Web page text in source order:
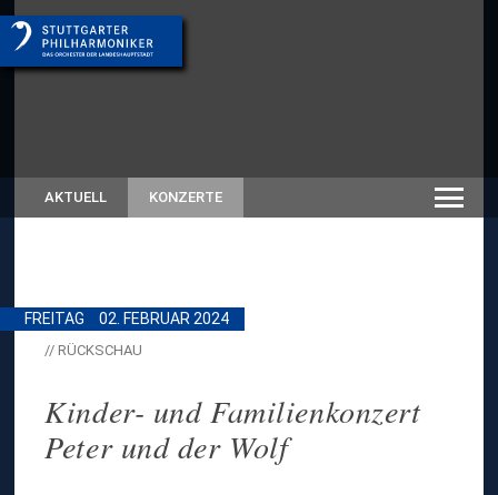
AKTUELL KONZERTE
FREITAG 02. FEBRUAR 2024
// RÜCKSCHAU
Kinder- und Familienkonzert
Peter und der Wolf